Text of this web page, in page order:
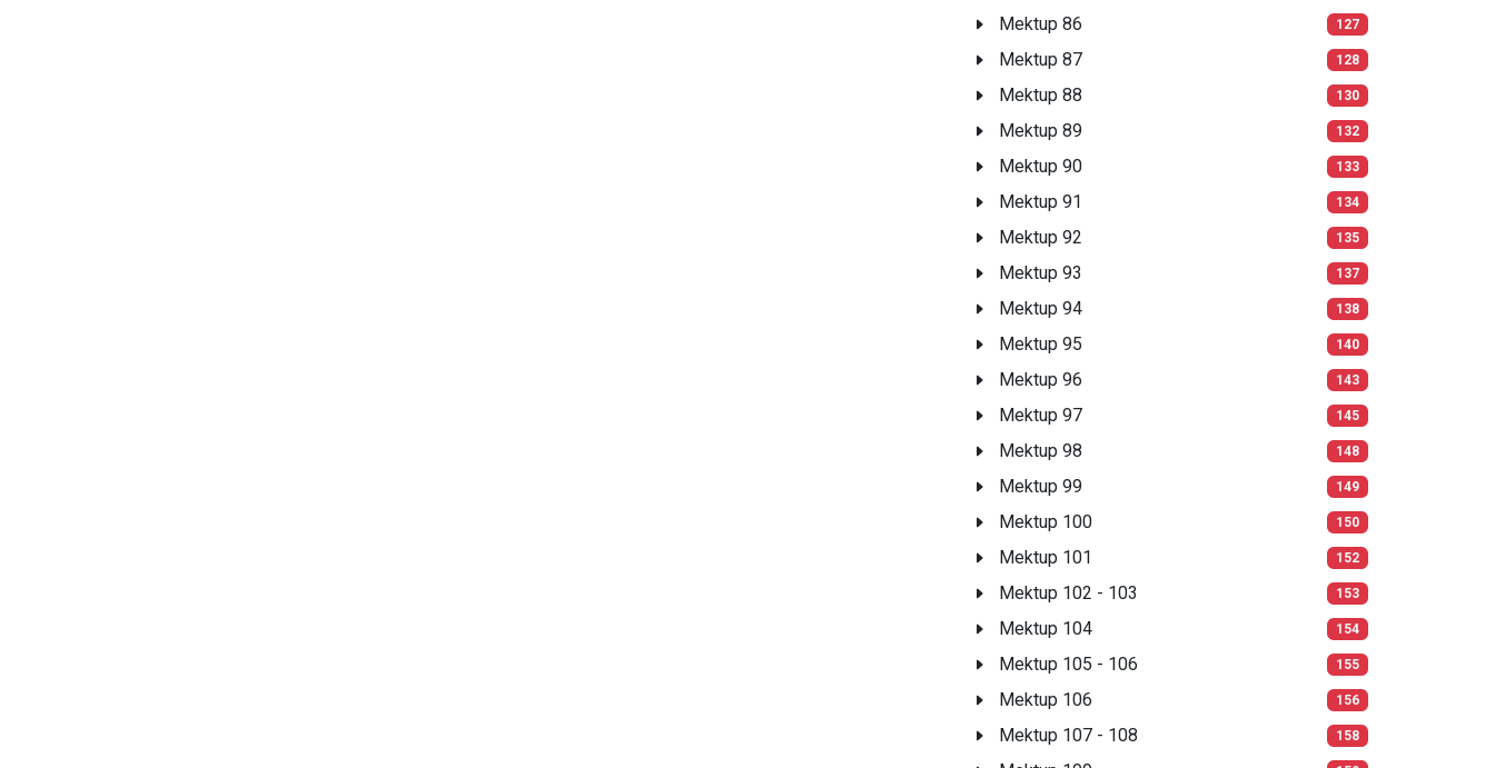
Mektup 86 127
Mektup 87 128
Mektup 88 130
Mektup 89 132
Mektup 90 133
Mektup 91 134
Mektup 92 135
Mektup 93 137
Mektup 94 138
Mektup 95 140
Mektup 96 143
Mektup 97 145
Mektup 98 148
Mektup 99 149
Mektup 100 150
Mektup 101 152
Mektup 102 - 103 153
Mektup 104 154
Mektup 105 - 106 155
Mektup 106 156
Mektup 107 - 108 158